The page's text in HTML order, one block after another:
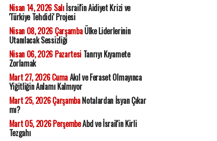
Nisan 14, 2026 Salıİsrail'in Aidiyet Krizi ve
'Türkiye Tehdidi' Projesi
Nisan 08, 2026 ÇarşambaÜlke Liderlerinin
Utanılacak Sessizliği
Nisan 06, 2026 PazartesiTanrıyı Kıyamete
Zorlamak
Mart 27, 2026 CumaAkıl ve Feraset Olmayınca
Yiğitliğin Anlamı Kalmıyor
Mart 25, 2026 ÇarşambaNotalardan İsyan Çıkar
mı?
Mart 05, 2026 PerşembeAbd ve İsrail'in Kirli
Tezgahı